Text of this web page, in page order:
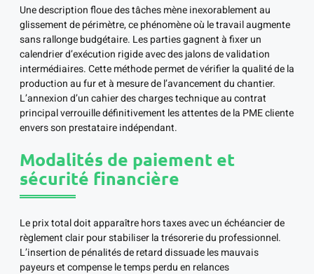
Une description floue des tâches mène inexorablement au
glissement de périmètre, ce phénomène où le travail augmente
sans rallonge budgétaire. Les parties gagnent à fixer un
calendrier d’exécution rigide avec des jalons de validation
intermédiaires. Cette méthode permet de vérifier la qualité de la
production au fur et à mesure de l’avancement du chantier.
L’annexion d’un cahier des charges technique au contrat
principal verrouille définitivement les attentes de la PME cliente
envers son prestataire indépendant.
Modalités de paiement et
sécurité financière
Le prix total doit apparaître hors taxes avec un échéancier de
règlement clair pour stabiliser la trésorerie du professionnel.
L’insertion de pénalités de retard dissuade les mauvais
payeurs et compense le temps perdu en relances